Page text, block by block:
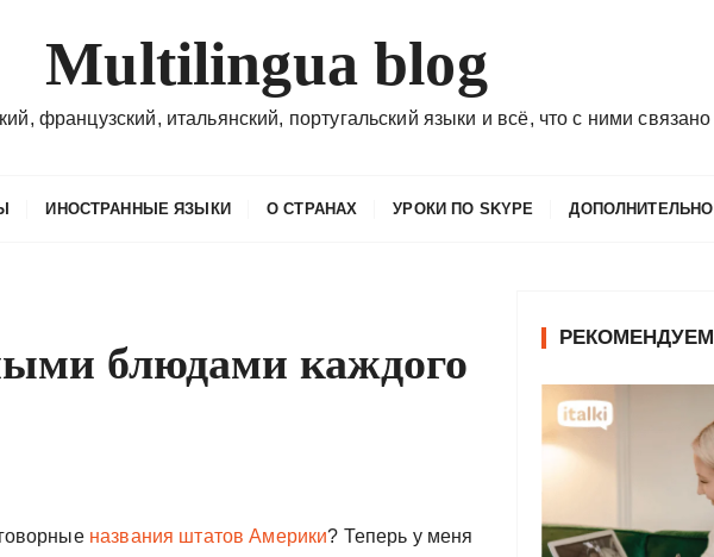
Multilingua blog
французский, итальянский, португальский языки и всё, что с ними связано
ИНОСТРАННЫЕ ЯЗЫКИ О СТРАНАХ УРОКИ ПО SKYPE ДОПОЛНИТЕЛЬНО
блюдами каждого
названия штатов Америки? Теперь у меня
РЕКОМЕНДУЕМ